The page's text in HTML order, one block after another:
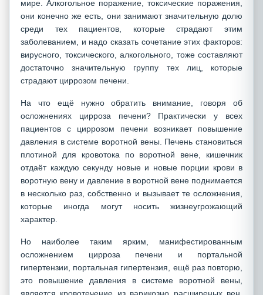
мире. Алкогольное поражение, токсические поражения,
они конечно же есть, они занимают значительную долю
среди тех пациентов, которые страдают этим
заболеванием, и надо сказать сочетание этих факторов:
вирусного, токсического, алкогольного, тоже составляют
достаточно значительную группу тех лиц, которые
страдают циррозом печени.
На что ещё нужно обратить внимание, говоря об
осложнениях цирроза печени? Практически у всех
пациентов с циррозом печени возникает повышение
давления в системе воротной вены. Печень становиться
плотиной для кровотока по воротной вене, кишечник
отдаёт каждую секунду новые и новые порции крови в
воротную вену и давление в воротной вене поднимается
в несколько раз, собственно и вызывает те осложнения,
которые иногда могут носить жизнеугрожающий
характер.
Но наиболее таким ярким, манифестированным
осложнением цирроза печени и портальной
гипертензии, портальная гипертензия, ещё раз повторю,
это повышение давления в системе воротной вены,